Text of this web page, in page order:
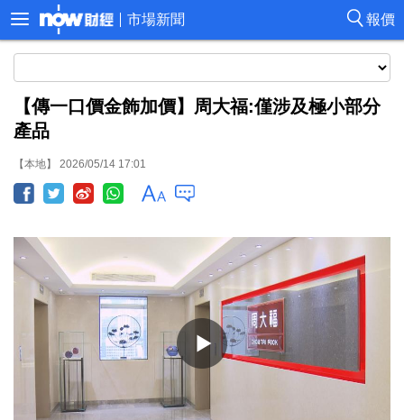
報價
市場新聞
【傳一口價金飾加價】周大福:僅涉及極小部分
產品
【本地】 2026/05/14 17:01